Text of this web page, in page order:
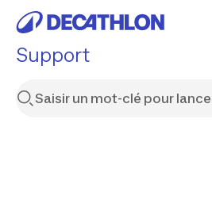
Support